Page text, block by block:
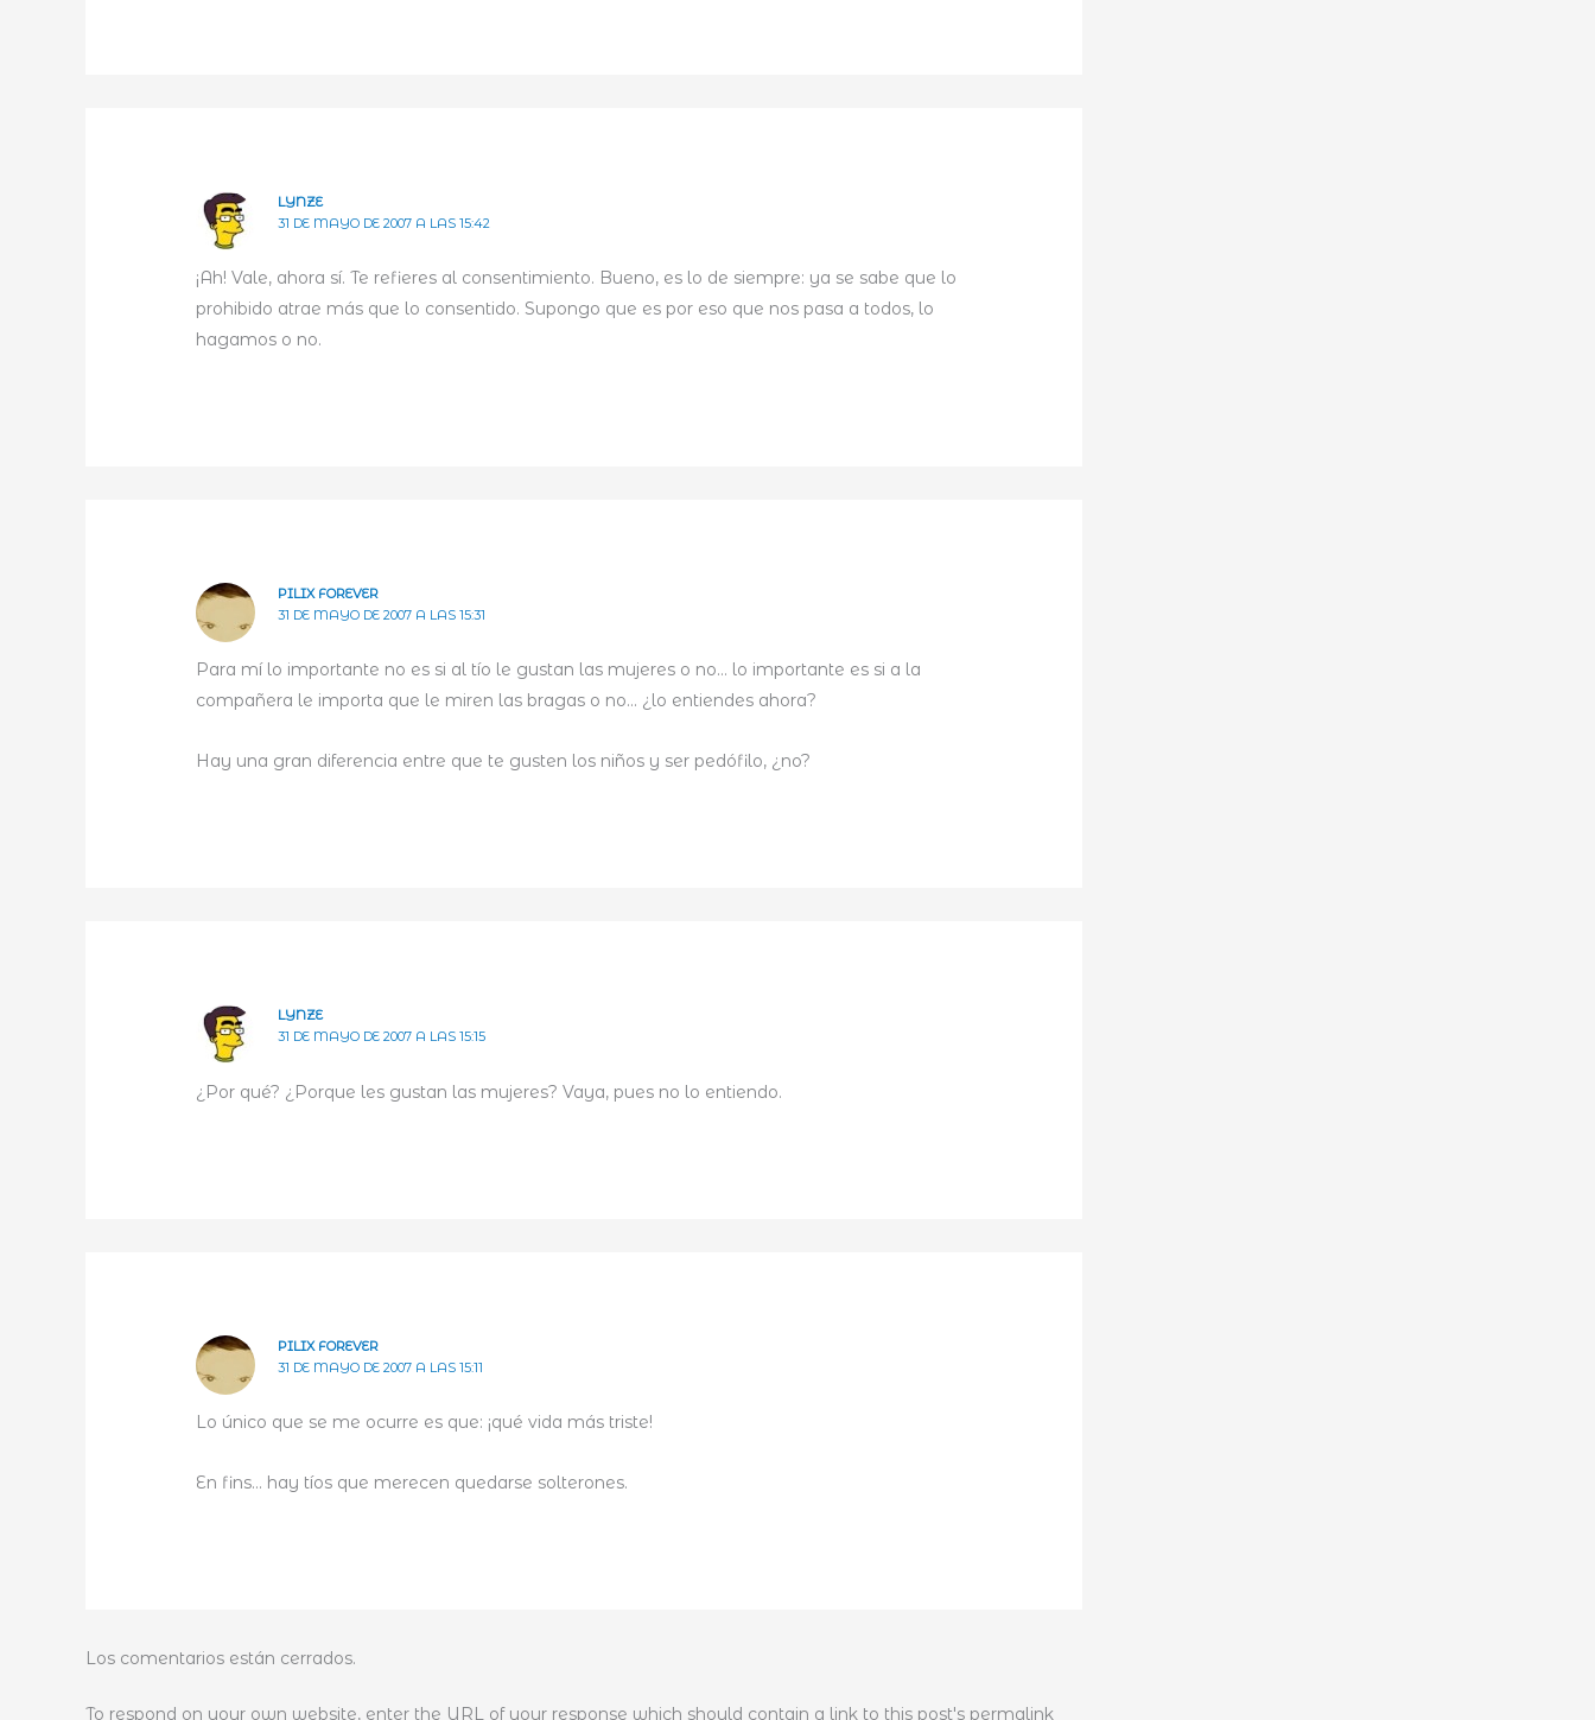
LYNZE
31 DE MAYO DE 2007 A LAS 15:42
¡Ah! Vale, ahora sí. Te refieres al consentimiento. Bueno, es lo de siempre: ya se sabe que lo
prohibido atrae más que lo consentido. Supongo que es por eso que nos pasa a todos, lo
hagamos o no.
PILIX FOREVER
31 DE MAYO DE 2007 A LAS 15:31
Para mí lo importante no es si al tío le gustan las mujeres o no… lo importante es si a la
compañera le importa que le miren las bragas o no… ¿lo entiendes ahora?
Hay una gran diferencia entre que te gusten los niños y ser pedófilo, ¿no?
LYNZE
31 DE MAYO DE 2007 A LAS 15:15
¿Por qué? ¿Porque les gustan las mujeres? Vaya, pues no lo entiendo.
PILIX FOREVER
31 DE MAYO DE 2007 A LAS 15:11
Lo único que se me ocurre es que: ¡qué vida más triste!
En fins… hay tíos que merecen quedarse solterones.
Los comentarios están cerrados.
To respond on your own website, enter the URL of your response which should contain a link to this post's permalink